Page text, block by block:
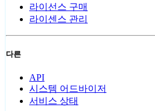
라이선스 구매
라이센스 관리
다른
API
시스템 어드바이저
서비스 상태